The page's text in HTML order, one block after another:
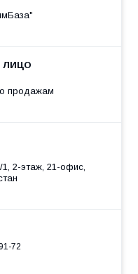
продажам
1, 2-этаж, 21-офис,
72